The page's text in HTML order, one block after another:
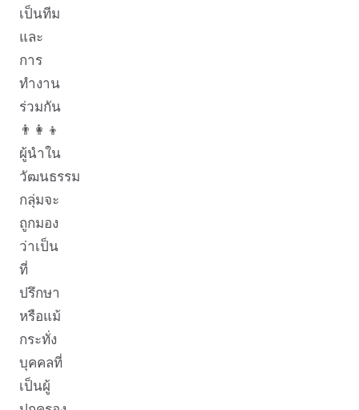
เป็นทีม
และ
การ
ทำงาน
ร่วมกัน
👨‍👩‍👦
ผู้นำใน
วัฒนธรรม
กลุ่มจะ
ถูกมอง
ว่าเป็น
ที่
ปรึกษา
หรือแม้
กระทั่ง
บุคคลที่
เป็นผู้